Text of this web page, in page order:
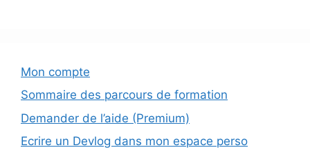
Mon compte
Sommaire des parcours de formation
Demander de l’aide (Premium)
Ecrire un Devlog dans mon espace perso